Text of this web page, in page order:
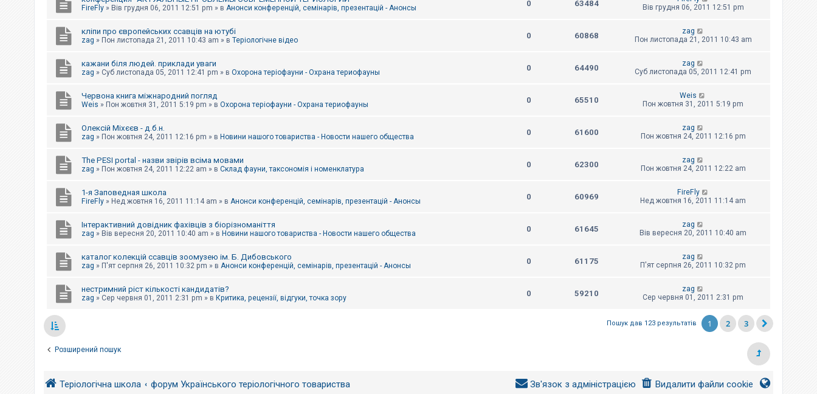
FireFly » Вів грудня 06, 2011 12:51 pm » в Анонси конференцій, семінарів, презентацій - Анонсы 0 63484
Вів грудня 06, 2011 12:51 pm
кліпи про європейських ссавців на ютубі
zag » Пон листопада 21, 2011 10:43 am » в Теріологічне відео 0 60868
zag
Пон листопада 21, 2011 10:43 am
кажани біля людей. приклади уваги
zag » Суб листопада 05, 2011 12:41 pm » в Охорона теріофауни - Охрана териофауны 0 64490
zag
Суб листопада 05, 2011 12:41 pm
Червона книга міжнародний погляд
Weis » Пон жовтня 31, 2011 5:19 pm » в Охорона теріофауни - Охрана териофауны 0 65510
Weis
Пон жовтня 31, 2011 5:19 pm
Олексій Міхєєв - д.б.н.
zag » Пон жовтня 24, 2011 12:16 pm » в Новини нашого товариства - Новости нашего общества 0 61600
zag
Пон жовтня 24, 2011 12:16 pm
The PESI portal - назви звірів всіма мовами
zag » Пон жовтня 24, 2011 12:22 am » в Склад фауни, таксономія і номенклатура 0 62300
zag
Пон жовтня 24, 2011 12:22 am
1-я Заповедная школа
FireFly » Нед жовтня 16, 2011 11:14 am » в Анонси конференцій, семінарів, презентацій - Анонсы 0 60969
FireFly
Нед жовтня 16, 2011 11:14 am
Інтерактивний довідник фахівців з біорізноманіття
zag » Вів вересня 20, 2011 10:40 am » в Новини нашого товариства - Новости нашего общества 0 61645
zag
Вів вересня 20, 2011 10:40 am
каталог колекцій ссавців зоомузею ім. Б. Дибовського
zag » П'ят серпня 26, 2011 10:32 pm » в Анонси конференцій, семінарів, презентацій - Анонсы 0 61175
zag
П'ят серпня 26, 2011 10:32 pm
нестримний ріст кількості кандидатів?
zag » Сер червня 01, 2011 2:31 pm » в Критика, рецензії, відгуки, точка зору 0 59210
zag
Сер червня 01, 2011 2:31 pm
Пошук дав 123 результатів 1 2 3
Розширений пошук
Теріологічна школа форум Українського теріологічного товариства Видалити файли cookie
Зв'язок з адміністрацією